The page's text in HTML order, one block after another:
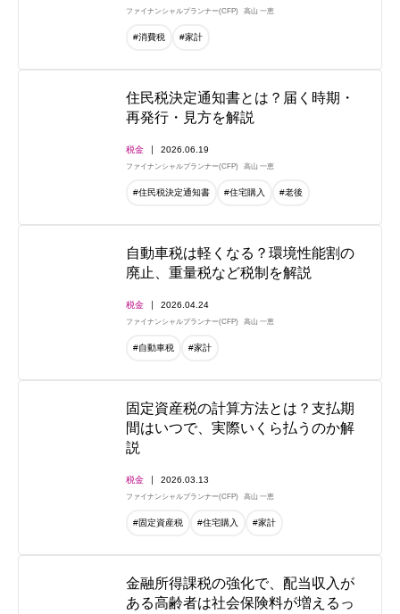
ファイナンシャルプランナー(CFP) 高山 一恵
#消費税 #家計
住民税決定通知書とは？届く時期・
再発行・見方を解説
税金 2026.06.19
ファイナンシャルプランナー(CFP) 高山 一恵
#住民税決定通知書 #住宅購入 #老後
自動車税は軽くなる？環境性能割の
廃止、重量税など税制を解説
税金 2026.04.24
ファイナンシャルプランナー(CFP) 高山 一恵
#自動車税 #家計
固定資産税の計算方法とは？支払期
間はいつで、実際いくら払うのか解
説
税金 2026.03.13
ファイナンシャルプランナー(CFP) 高山 一恵
#固定資産税 #住宅購入 #家計
金融所得課税の強化で、配当収入が
ある高齢者は社会保険料が増えるっ